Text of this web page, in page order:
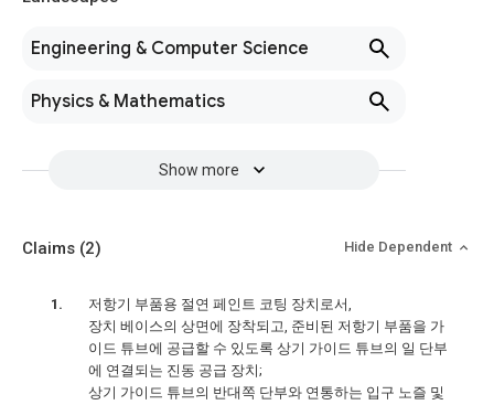
Engineering & Computer Science
Physics & Mathematics
Show more
Claims (2) Hide Dependent
저항기 부품용 절연 페인트 코팅 장치로서,
장치 베이스의 상면에 장착되고, 준비된 저항기 부품을 가
이드 튜브에 공급할 수 있도록 상기 가이드 튜브의 일 단부
에 연결되는 진동 공급 장치;
상기 가이드 튜브의 반대쪽 단부와 연통하는 입구 노즐 및